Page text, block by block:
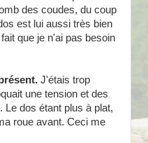
des coudes, du coup
est lui aussi très bien
que je n'ai pas besoin
J'étais trop
une tension et des
dos étant plus à plat,
roue avant. Ceci me